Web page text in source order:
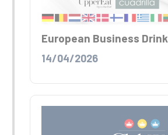
European Business
14/04/2026